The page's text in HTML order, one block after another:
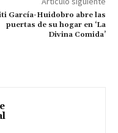
García-Huidobro abre las
puertas de su hogar en ‘La
Divina Comida’